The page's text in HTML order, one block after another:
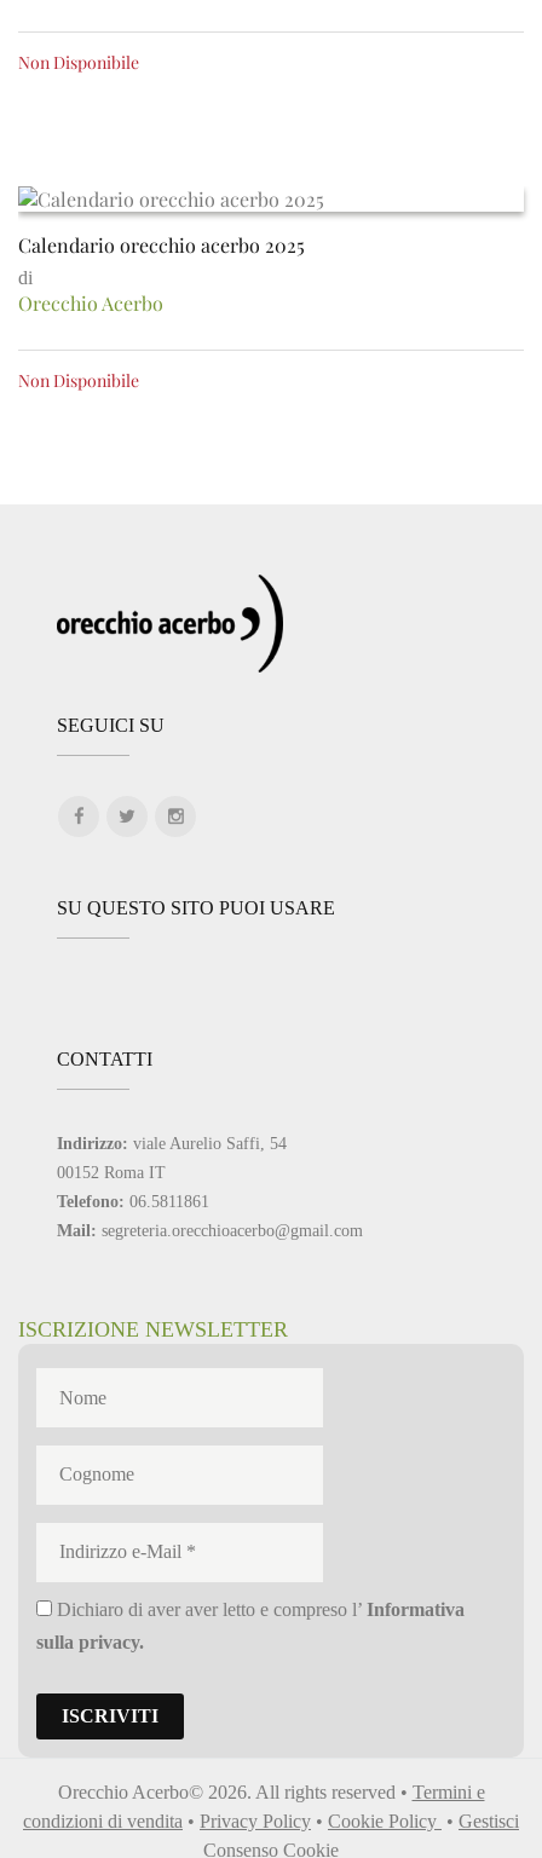
Non Disponibile
Calendario orecchio acerbo 2025
di
Orecchio Acerbo
Non Disponibile
SEGUICI SU
SU QUESTO SITO PUOI USARE
CONTATTI
Indirizzo: viale Aurelio Saffi, 54
00152 Roma IT
Telefono: 06.5811861
Mail: segreteria.orecchioacerbo@gmail.com
ISCRIZIONE NEWSLETTER
Dichiaro di aver aver letto e compreso l’ Informativa
sulla privacy.
Orecchio Acerbo© 2026. All rights reserved • Termini e
condizioni di vendita • Privacy Policy • Cookie Policy • Gestisci
Consenso Cookie